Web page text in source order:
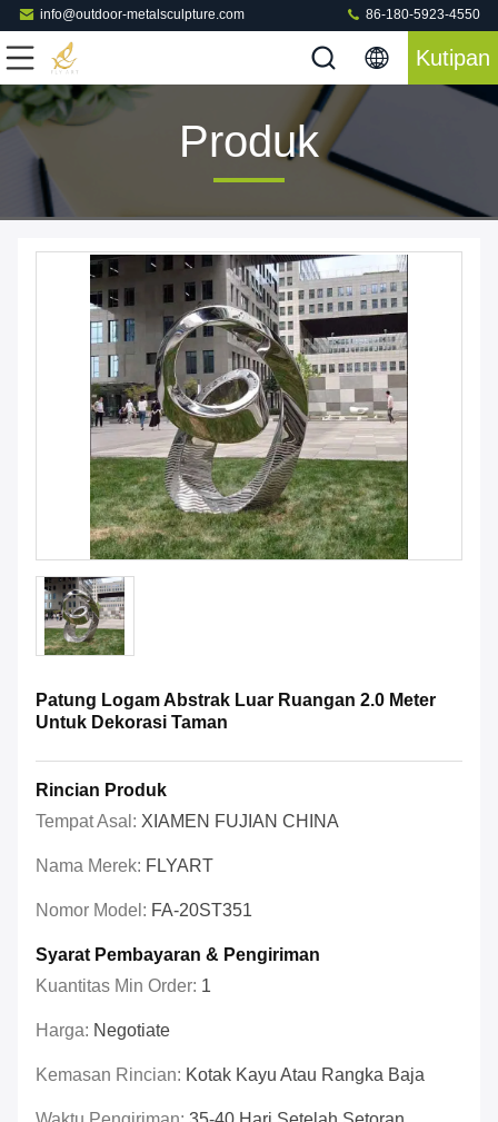
info@outdoor-metalsculpture.com 86-180-5923-4550
Kutipan
Produk
Patung Logam Abstrak Luar Ruangan 2.0 Meter
Untuk Dekorasi Taman
Rincian Produk
Tempat Asal: XIAMEN FUJIAN CHINA
Nama Merek: FLYART
Nomor Model: FA-20ST351
Syarat Pembayaran & Pengiriman
Kuantitas Min Order: 1
Harga: Negotiate
Kemasan Rincian: Kotak Kayu Atau Rangka Baja